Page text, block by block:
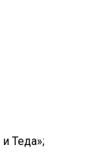
Теда»;